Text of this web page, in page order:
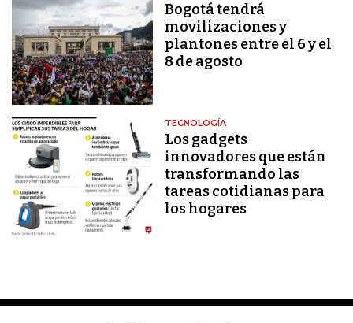
Bogotá tendrá
movilizaciones y
plantones entre el 6 y el
8 de agosto
TECNOLOGÍA
Los gadgets
innovadores que están
transformando las
tareas cotidianas para
los hogares